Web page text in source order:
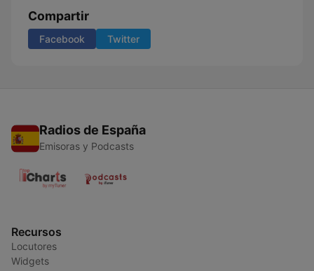
Compartir
Facebook Twitter
Radios de España
Emisoras y Podcasts
Recursos
Locutores
Widgets